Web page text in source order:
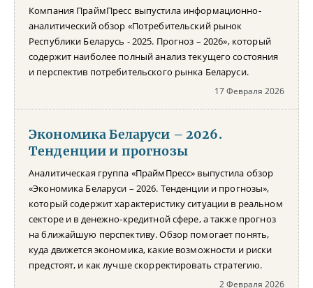
Компания ПраймПресс выпустила информационно-
аналитический обзор «Потребительский рынок
Республики Беларусь - 2025. Прогноз – 2026», который
содержит наиболее полный анализ текущего состояния
и перспектив потребительского рынка Беларуси.
17 Февраля 2026
Экономика Беларуси – 2026.
Тенденции и прогнозы
Аналитическая группа «ПраймПресс» выпустила обзор
«Экономика Беларуси – 2026. Тенденции и прогнозы»,
который содержит характеристику ситуации в реальном
секторе и в денежно-кредитной сфере, а также прогноз
на ближайшую перспективу. Обзор помогает понять,
куда движется экономика, какие возможности и риски
предстоят, и как лучше скорректировать стратегию.
2 Февраля 2026